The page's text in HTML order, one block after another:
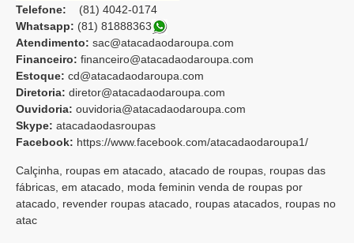
Telefone: (81) 4042-0174
Whatsapp: (81) 81888363
Atendimento: sac@atacadaodaroupa.com
Financeiro: financeiro@atacadaodaroupa.com
Estoque: cd@atacadaodaroupa.com
Diretoria: diretor@atacadaodaroupa.com
Ouvidoria: ouvidoria@atacadaodaroupa.com
Skype: atacadaodasroupas
Facebook: https://www.facebook.com/atacadaodaroupa1/
Calçinha, roupas em atacado, atacado de roupas, roupas das
fábricas, em atacado, moda feminin venda de roupas por
atacado, revender roupas atacado, roupas atacados, roupas no
atac